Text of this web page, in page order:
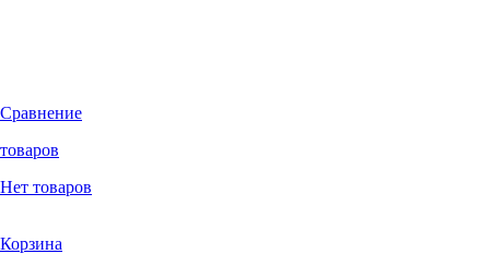
Сравнение
товаров
Нет товаров
Корзина